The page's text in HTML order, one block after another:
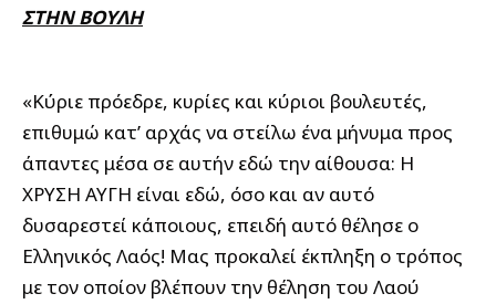
ΣΤΗΝ ΒΟΥΛΗ
«Κύριε πρόεδρε, κυρίες και κύριοι βουλευτές,
επιθυμώ κατ’ αρχάς να στείλω ένα μήνυμα προς
άπαντες μέσα σε αυτήν εδώ την αίθουσα: Η
ΧΡΥΣΗ ΑΥΓΗ είναι εδώ, όσο και αν αυτό
δυσαρεστεί κάποιους, επειδή αυτό θέλησε ο
Ελληνικός Λαός! Μας προκαλεί έκπληξη ο τρόπος
με τον οποίον βλέπουν την θέληση του Λαού